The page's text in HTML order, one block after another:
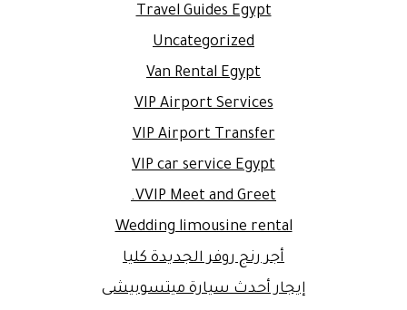
Travel Guides Egypt
Uncategorized
Van Rental Egypt
VIP Airport Services
VIP Airport Transfer
VIP car service Egypt
VVIP Meet and Greet.
Wedding limousine rental
أجر رنج روفر الجديدة كليا
إيجار أحدث سيارة ميتسوبيشى